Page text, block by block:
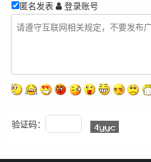
匿名发表 登录账号
验证码：